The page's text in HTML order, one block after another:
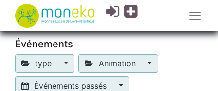
Événements
type Animation
Événements passés